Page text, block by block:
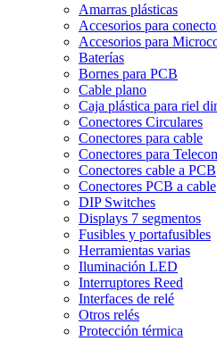
Amarras plásticas
Accesorios para
Accesorios para
Baterías
Bornes para PCB
Cable plano
Caja plástica para riel
Conectores Circulares
Conectores para cable
Conectores para
Conectores cable a PCB
Conectores PCB a cable
DIP Switches
Displays 7 segmentos
Fusibles y portafusibles
Herramientas varias
Iluminación LED
Interruptores Reed
Interfaces de relé
Otros relés
Protección térmica